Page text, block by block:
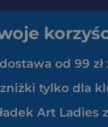
od 99 zł
tylko dla
Art Ladies